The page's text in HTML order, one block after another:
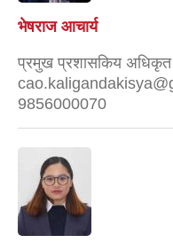
भेषराज आचार्य
प्रमुख प्रशासकिय अधिकृत
9856000070